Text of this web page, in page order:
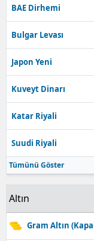
BAE Dirhemi
Bulgar Levası
Japon Yeni
Kuveyt Dinarı
Katar Riyali
Suudi Riyali
Tümünü Göster
Altın
Gram Altın